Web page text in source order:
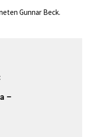
Gunnar Beck.
–